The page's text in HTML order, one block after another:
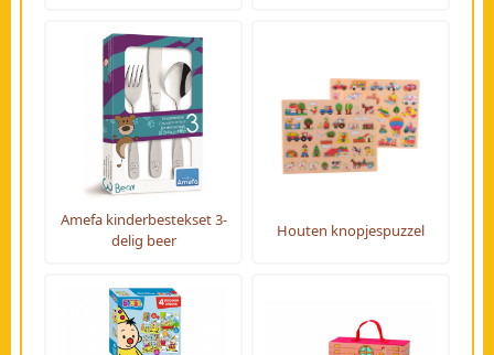
Amefa kinderbestekset 3-
delig beer
Houten knopjespuzzel